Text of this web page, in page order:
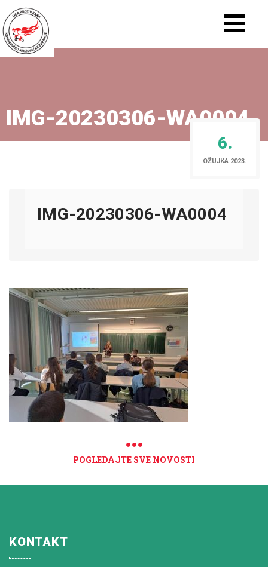
IMG-20230306-WA0004
6.
OŽUJKA 2023.
IMG-20230306-WA0004
POGLEDAJTE SVE NOVOSTI
KONTAKT